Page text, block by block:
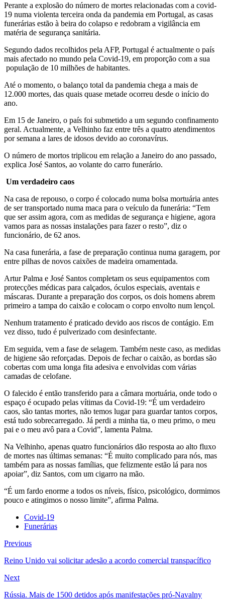
Perante a explosão do número de mortes relacionadas com a covid-
19 numa violenta terceira onda da pandemia em Portugal, as casas
funerárias estão à beira do colapso e redobram a vigilância em
matéria de segurança sanitária.
Segundo dados recolhidos pela AFP, Portugal é actualmente o país
mais afectado no mundo pela Covid-19, em proporção com a sua
população de 10 milhões de habitantes.
Até o momento, o balanço total da pandemia chega a mais de
12.000 mortes, das quais quase metade ocorreu desde o início do
ano.
Em 15 de Janeiro, o país foi submetido a um segundo confinamento
geral. Actualmente, a Velhinho faz entre três a quatro atendimentos
por semana a lares de idosos devido ao coronavírus.
O número de mortos triplicou em relação a Janeiro do ano passado,
explica José Santos, ao volante do carro funerário.
Um verdadeiro caos
Na casa de repouso, o corpo é colocado numa bolsa mortuária antes
de ser transportado numa maca para o veículo da funerária: “Tem
que ser assim agora, com as medidas de segurança e higiene, agora
vamos para as nossas instalações para fazer o resto”, diz o
funcionário, de 62 anos.
Na casa funerária, a fase de preparação continua numa garagem, por
entre pilhas de novos caixões de madeira ornamentada.
Artur Palma e José Santos completam os seus equipamentos com
protecções médicas para calçados, óculos especiais, aventais e
máscaras. Durante a preparação dos corpos, os dois homens abrem
primeiro a tampa do caixão e colocam o corpo envolto num lençol.
Nenhum tratamento é praticado devido aos riscos de contágio. Em
vez disso, tudo é pulverizado com desinfectante.
Em seguida, vem a fase de selagem. Também neste caso, as medidas
de higiene são reforçadas. Depois de fechar o caixão, as bordas são
cobertas com uma longa fita adesiva e envolvidas com várias
camadas de celofane.
O falecido é então transferido para a câmara mortuária, onde todo o
espaço é ocupado pelas vítimas da Covid-19: “É um verdadeiro
caos, são tantas mortes, não temos lugar para guardar tantos corpos,
está tudo sobrecarregado. Já perdi a minha tia, o meu primo, o meu
pai e o meu avô para a Covid”, lamenta Palma.
Na Velhinho, apenas quatro funcionários dão resposta ao alto fluxo
de mortes nas últimas semanas: “É muito complicado para nós, mas
também para as nossas famílias, que felizmente estão lá para nos
apoiar”, diz Santos, com um cigarro na mão.
“É um fardo enorme a todos os níveis, físico, psicológico, dormimos
pouco e atingimos o nosso limite”, afirma Palma.
Covid-19
Funerárias
Previous
Reino Unido vai solicitar adesão a acordo comercial transpacífico
Next
Rússia. Mais de 1500 detidos após manifestações pró-Navalny